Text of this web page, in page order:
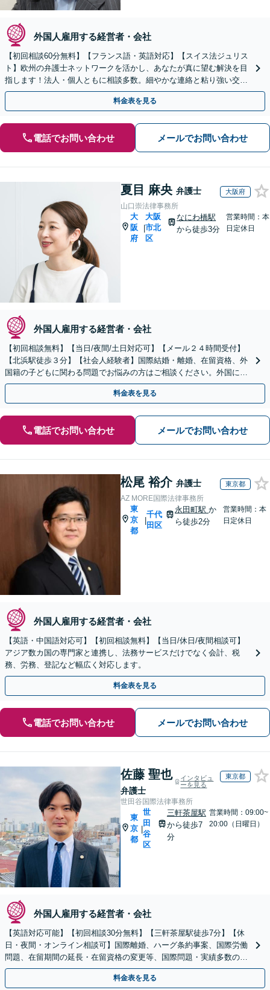
外国人雇用する経営者・会社
【初回相談60分無料】【フランス語・英語対応】【スイス法ジュリス
ト】欧州の弁護士ネットワークを活かし、あなたが真に望む解決を目
指します！法人・個人ともに相談多数。細やかな連絡と粘り強い交渉
を徹底【WEB対応｜休日・夜間相談可】【完全個室】
料金表を見る
電話でお問い合わせ メールでお問い合わせ
夏目 麻央 弁護士 大阪府
山口崇法律事務所
大
阪
府
|
大阪
市北
区
なにわ橋駅
から徒歩3分
営業時間：本
日定休日
外国人雇用する経営者・会社
【初回相談無料】【当日/夜間/土日対応可】【メール２４時間受付】
【北浜駅徒歩３分】【社会人経験者】国際結婚・離婚、在留資格、外
国籍の子どもに関わる問題でお悩みの方はご相談ください。外国につ
ながる子どもの教育問題などにも取り組んでおります。
料金表を見る
電話でお問い合わせ メールでお問い合わせ
松尾 裕介 弁護士 東京都
AZ MORE国際法律事務所
東
京
都
|
千代
田区
永田町駅か
ら徒歩2分
営業時間：本
日定休日
外国人雇用する経営者・会社
【英語・中国語対応可】【初回相談無料】【当日/休日/夜間相談可】
アジア数カ国の専門家と連携し、法務サービスだけでなく会計、税
務、労務、登記など幅広く対応します。
料金表を見る
電話でお問い合わせ メールでお問い合わせ
佐藤 聖也
弁護士
インタビュ
ーを見る
東京都
世田谷国際法律事務所
東
京
都
|
世
田
谷
区
三軒茶屋駅
から徒歩7
分
営業時間：09:00~
20:00（日曜日）
外国人雇用する経営者・会社
【英語対応可能】【初回相談30分無料】【三軒茶屋駅徒歩7分】【休
日・夜間・オンライン相談可】国際離婚、ハーグ条約事案、国際労働
問題、在留期間の延長・在留資格の変更等、国際問題・実績多数の弁
護士が、解決へ向けて尽力いたします
料金表を見る